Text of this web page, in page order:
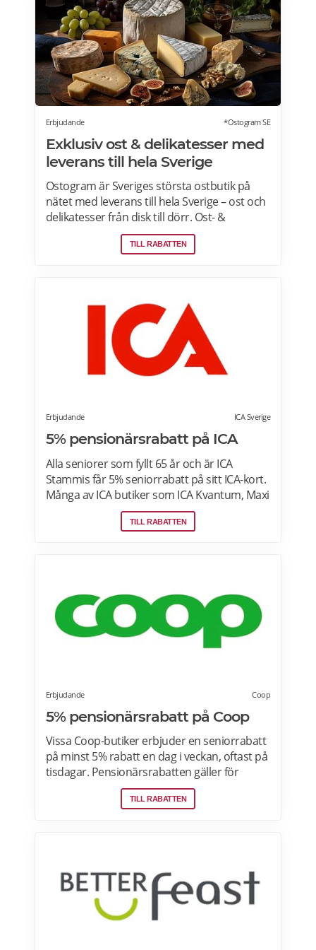
Erbjudande *Ostogram SE
Exklusiv ost & delikatesser med
leverans till hela Sverige
Ostogram är Sveriges största ostbutik på
nätet med leverans till hela Sverige – ost och
delikatesser från disk till dörr. Ost- &
charkprodukter. Färdiga presentlådor.
Ostbrickor. Ostogram skickar alla paket med
erbjudanden här>>>
TILL RABATTEN
Erbjudande ICA Sverige
5% pensionärsrabatt på ICA
Alla seniorer som fyllt 65 år och är ICA
Stammis får 5% seniorrabatt på sitt ICA-kort.
Många av ICA butiker som ICA Kvantum, Maxi
Stormarknad eller ICA Supermarket erbjuder
pensionärsrabatt. Läs mer om vilken ICA-
pensionärsrabatter på ICA här.
TILL RABATTEN
Erbjudande Coop
5% pensionärsrabatt på Coop
Vissa Coop-butiker erbjuder en seniorrabatt
på minst 5% rabatt en dag i veckan, oftast på
tisdagar. Pensionärsrabatten gäller för
medlemmar som är 65 år eller äldre enbart
vid köp i fysiska Coop-butiker. Rabatt ges på
om pensionärsrabatter på Coop här.
TILL RABATTEN